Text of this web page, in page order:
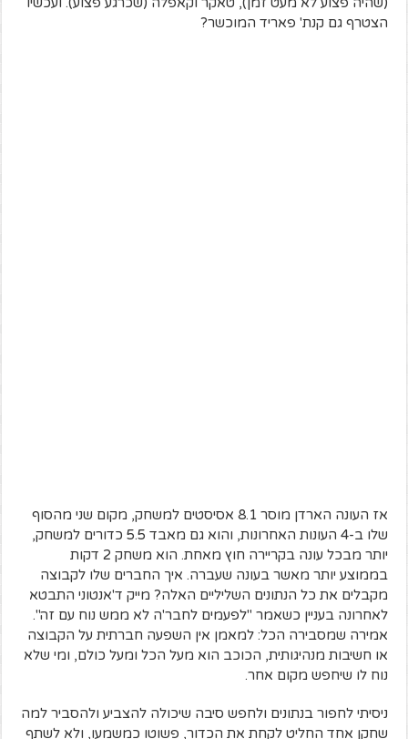
הצטרף גם קנת' פאריד המוכשר?
אז העונה הארדן מוסר 8.1 אסיסטים למשחק, מקום שני מהסוף
שלו ב-4 העונות האחרונות, והוא גם מאבד 5.5 כדורים למשחק,
יותר מבכל עונה בקריירה חוץ מאחת. הוא משחק 2 דקות
בממוצע יותר מאשר בעונה שעברה. איך החברים שלו לקבוצה
מקבלים את כל הנתונים השליליים האלה? מייק ד'אנטוני התבטא
לאחרונה בעניין כשאמר "לפעמים לחבר'ה לא ממש נוח עם זה".
אמירה שמסבירה הכל: למאמן אין השפעה חברתית על הקבוצה
או חשיבות מנהיגותית, הכוכב הוא מעל הכל ומעל כולם, ומי שלא
נוח לו שיחפש מקום אחר.
ניסיתי לחפור בנתונים ולחפש סיבה שיכולה להצביע ולהסביר למה
שחקן אחד החליט לקחת את הכדור, פשוטו כמשמעו, ולא לשתף